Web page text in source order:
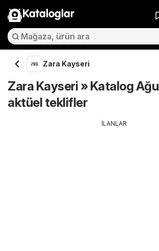
Kataloglar
Zara Kayseri
Zara Kayseri » Katalog
aktüel teklifler
İLANLAR